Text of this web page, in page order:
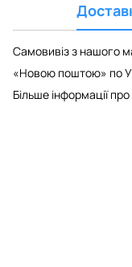
Самовивіз з нашого
«Новою поштою» по
Більше інформації